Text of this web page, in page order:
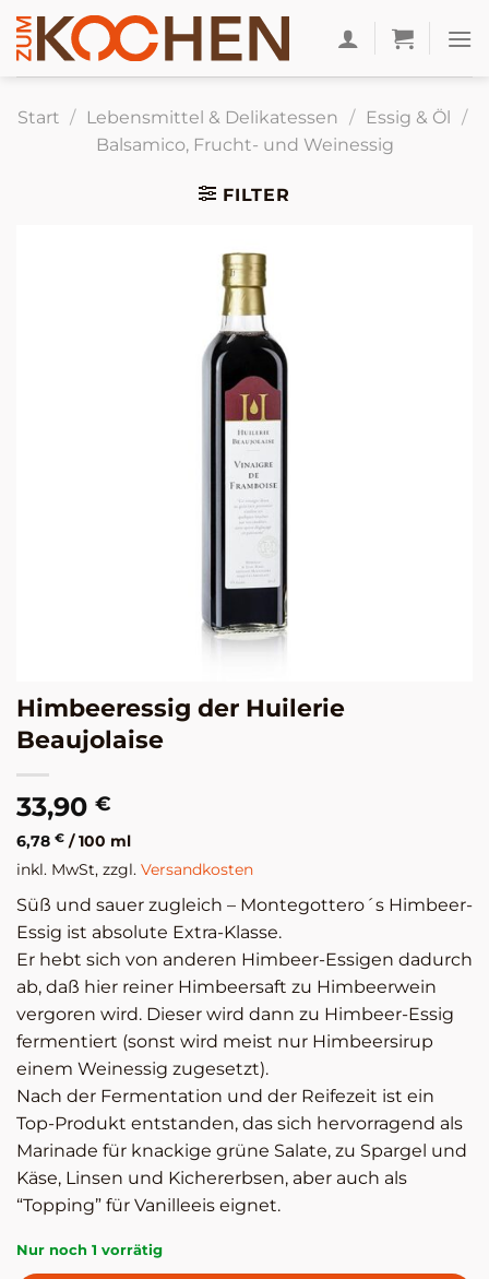
Zum
Inhalt
springen
Start / Lebensmittel & Delikatessen / Essig & Öl /
Balsamico, Frucht- und Weinessig
FILTER
Himbeeressig der Huilerie
Beaujolaise
33,90 €
6,78 € /100 ml
inkl. MwSt, zzgl. Versandkosten
Süß und sauer zugleich – Montegottero´s Himbeer-
Essig ist absolute Extra-Klasse.
Er hebt sich von anderen Himbeer-Essigen dadurch
ab, daß hier reiner Himbeersaft zu Himbeerwein
vergoren wird. Dieser wird dann zu Himbeer-Essig
fermentiert (sonst wird meist nur Himbeersirup
einem Weinessig zugesetzt).
Nach der Fermentation und der Reifezeit ist ein
Top-Produkt entstanden, das sich hervorragend als
Marinade für knackige grüne Salate, zu Spargel und
Käse, Linsen und Kichererbsen, aber auch als
“Topping” für Vanilleeis eignet.
Nur noch 1 vorrätig